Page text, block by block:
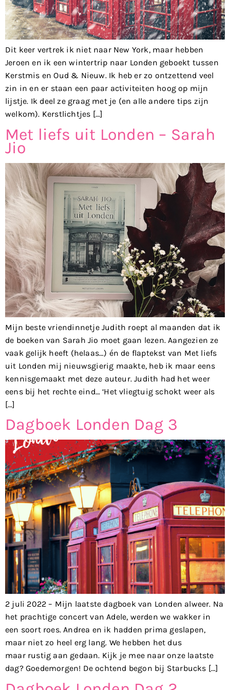
Dit keer vertrek ik niet naar New York, maar hebben
Jeroen en ik een wintertrip naar Londen geboekt tussen
Kerstmis en Oud & Nieuw. Ik heb er zo ontzettend veel
zin in en er staan een paar activiteiten hoog op mijn
lijstje. Ik deel ze graag met je (en alle andere tips zijn
welkom). Kerstlichtjes […]
Met liefs uit Londen – Sarah
Jio
Mijn beste vriendinnetje Judith roept al maanden dat ik
de boeken van Sarah Jio moet gaan lezen. Aangezien ze
vaak gelijk heeft (helaas…) én de flaptekst van Met liefs
uit Londen mij nieuwsgierig maakte, heb ik maar eens
kennisgemaakt met deze auteur. Judith had het weer
eens bij het rechte eind… ‘Het vliegtuig schokt weer als
[…]
Dagboek Londen Dag 3
2 juli 2022 – Mijn laatste dagboek van Londen alweer. Na
het prachtige concert van Adele, werden we wakker in
een soort roes. Andrea en ik hadden prima geslapen,
maar niet zo heel erg lang. We hebben het dus
maar rustig aan gedaan. Kijk je mee naar onze laatste
dag? Goedemorgen! De ochtend begon bij Starbucks […]